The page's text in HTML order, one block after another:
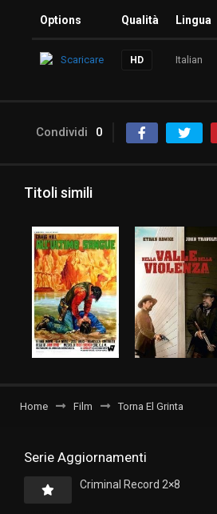
Options Qualità Lingua
Scaricare HD Italian
Condividi 0
Titoli simili
Home Film Torna El Grinta
Serie Aggiornamenti
Criminal Record 2×8